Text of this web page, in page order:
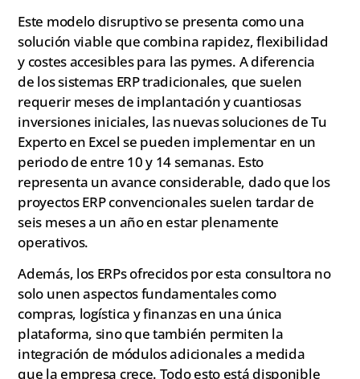
Este modelo disruptivo se presenta como una
solución viable que combina rapidez, flexibilidad
y costes accesibles para las pymes. A diferencia
de los sistemas ERP tradicionales, que suelen
requerir meses de implantación y cuantiosas
inversiones iniciales, las nuevas soluciones de Tu
Experto en Excel se pueden implementar en un
periodo de entre 10 y 14 semanas. Esto
representa un avance considerable, dado que los
proyectos ERP convencionales suelen tardar de
seis meses a un año en estar plenamente
operativos.
Además, los ERPs ofrecidos por esta consultora no
solo unen aspectos fundamentales como
compras, logística y finanzas en una única
plataforma, sino que también permiten la
integración de módulos adicionales a medida
que la empresa crece. Todo esto está disponible